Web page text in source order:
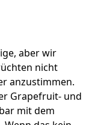
aber wir
nicht
anzustimmen.
Grapefruit- und
mit dem